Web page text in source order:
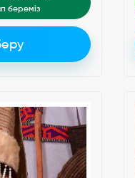
береміз